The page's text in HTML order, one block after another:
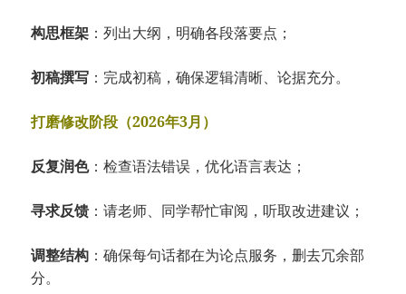
构思框架 ：列出大纲，明确各段落要点；
初稿撰写 ：完成初稿，确保逻辑清晰、论据充分。
打磨修改阶段（2026年3月）
反复润色：检查语法错误，优化语言表达；
寻求反馈 ：请老师、同学帮忙审阅，听取改进建议；
调整结构 ：确保每句话都在为论点服务，删去冗余部
分。